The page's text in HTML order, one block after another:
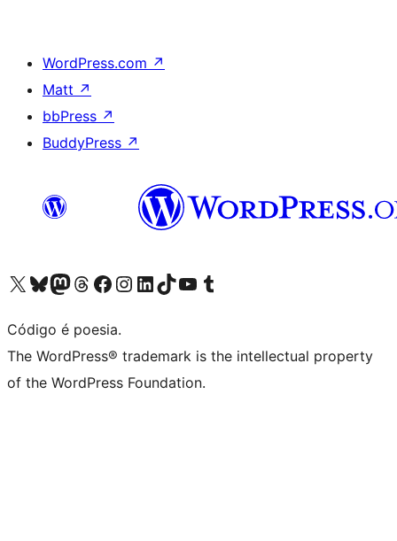
WordPress.com ↗
Matt ↗
bbPress ↗
BuddyPress ↗
Visite a nossa conta X (antigo Twitter)
Visit our Bluesky account
Visit our Mastodon account
Visit our Threads account
Visite a nossa página do Facebook
Visite a nossa conta no Instagram
Visite a nossa conta no LinkedIn
Visit our TikTok account
Visit our YouTube channel
Visit our Tumblr account
Código é poesia.
The WordPress® trademark is the intellectual property
of the WordPress Foundation.